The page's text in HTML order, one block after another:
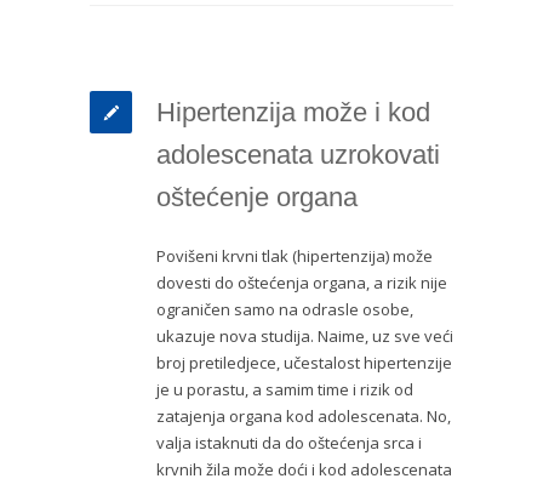
Hipertenzija može i kod
adolescenata uzrokovati
oštećenje organa
Povišeni krvni tlak (hipertenzija) može
dovesti do oštećenja organa, a rizik nije
ograničen samo na odrasle osobe,
ukazuje nova studija. Naime, uz sve veći
broj pretiledjece, učestalost hipertenzije
je u porastu, a samim time i rizik od
zatajenja organa kod adolescenata. No,
valja istaknuti da do oštećenja srca i
krvnih žila može doći i kod adolescenata